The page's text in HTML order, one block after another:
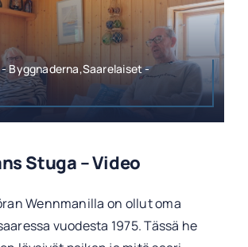
Byggnaderna,Saarelaiset -
Stuga – Video
Wennmanilla on ollut oma
vuodesta 1975. Tässä he